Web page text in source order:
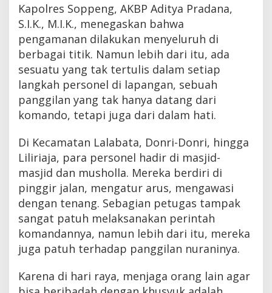
Kapolres Soppeng, AKBP Aditya Pradana,
S.I.K., M.I.K., menegaskan bahwa
pengamanan dilakukan menyeluruh di
berbagai titik. Namun lebih dari itu, ada
sesuatu yang tak tertulis dalam setiap
langkah personel di lapangan, sebuah
panggilan yang tak hanya datang dari
komando, tetapi juga dari dalam hati.
Di Kecamatan Lalabata, Donri-Donri, hingga
Liliriaja, para personel hadir di masjid-
masjid dan musholla. Mereka berdiri di
pinggir jalan, mengatur arus, mengawasi
dengan tenang. Sebagian petugas tampak
sangat patuh melaksanakan perintah
komandannya, namun lebih dari itu, mereka
juga patuh terhadap panggilan nuraninya.
Karena di hari raya, menjaga orang lain agar